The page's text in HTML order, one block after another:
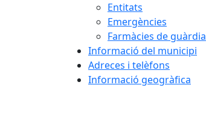
Entitats
Emergències
Farmàcies de guàrdia
Informació del municipi
Adreces i telèfons
Informació geogràfica